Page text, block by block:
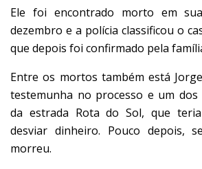
Ele foi encontrado morto em
dezembro e a polícia classificou o
que depois foi confirmado pela
Entre os mortos também está
testemunha no processo e um
da estrada Rota do Sol, que
desviar dinheiro. Pouco depois,
morreu.